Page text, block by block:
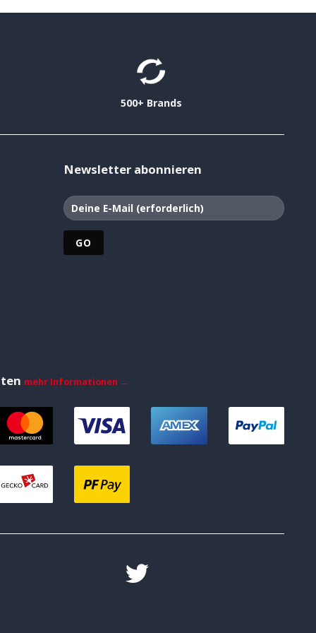
500+ Brands
Newsletter abonnieren
mehr Informationen →